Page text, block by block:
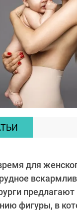
для
фигуры, в